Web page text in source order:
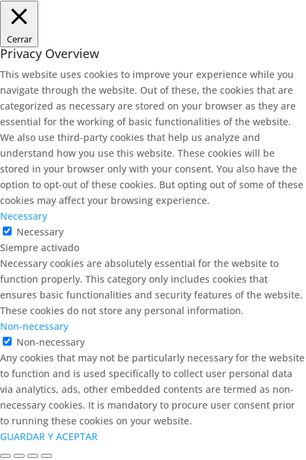
Cerrar
Privacy Overview
This website uses cookies to improve your experience while you
navigate through the website. Out of these, the cookies that are
categorized as necessary are stored on your browser as they are
essential for the working of basic functionalities of the website.
We also use third-party cookies that help us analyze and
understand how you use this website. These cookies will be
stored in your browser only with your consent. You also have the
option to opt-out of these cookies. But opting out of some of these
cookies may affect your browsing experience.
Necessary
Necessary
Siempre activado
Necessary cookies are absolutely essential for the website to
function properly. This category only includes cookies that
ensures basic functionalities and security features of the website.
These cookies do not store any personal information.
Non-necessary
Non-necessary
Any cookies that may not be particularly necessary for the website
to function and is used specifically to collect user personal data
via analytics, ads, other embedded contents are termed as non-
necessary cookies. It is mandatory to procure user consent prior
to running these cookies on your website.
GUARDAR Y ACEPTAR